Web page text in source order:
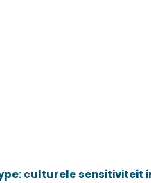
culturele sensitiviteit